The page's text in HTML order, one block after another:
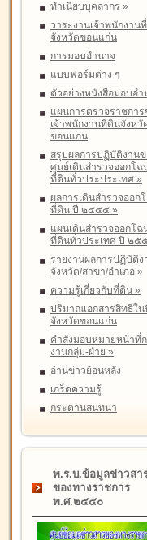
ทำเนียบบุคลากร »
วาระงานเจ้าพนักงาน
จังหวัดขอนแก่น
การมอบอำนาจ
แบบฟอร์มต่าง ๆ
ตัวอย่างหนังสือมอบอำ
แผนการตรวจราชการ
เจ้าพนักงานที่ดินจังหวั
ขอนแก่น
สรุปผลการปฏิบัติงานข
ศูนย์เดินสำรวจออกโฉ
ที่ดินทั่วประประเทศ »
ผลการเดินสำรวจออก
ที่ดิน ปี ๒๕๕๕ »
แผนเดินสำรวจออกโฉ
ที่ดินทั่วประเทศ ปี ๒๕
รายงานผลการปฏิบัติง
จังหวัด/สาขา/อำเภอ »
ความรู้เกี่ยวกับที่ดิน »
ปริมาณเอกสารสิทธิใ
จังหวัดขอนแก่น
คำสั่งมอบหมายหน้าที่
งานกลุ่ม-ฝ่าย »
อ่านข่าวย้อนหลัง
เกร็ดความรู้
กระดานสนทนา
พ.ร.บ.ข้อมูลข่าวสา
ของทางราชการ
พ.ศ.๒๕๔๐